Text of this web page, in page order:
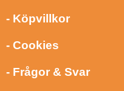
- Köpvillkor
- Cookies
- Frågor & Svar